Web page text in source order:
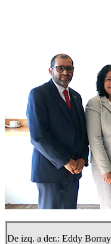
De izq. a der.: Eddy